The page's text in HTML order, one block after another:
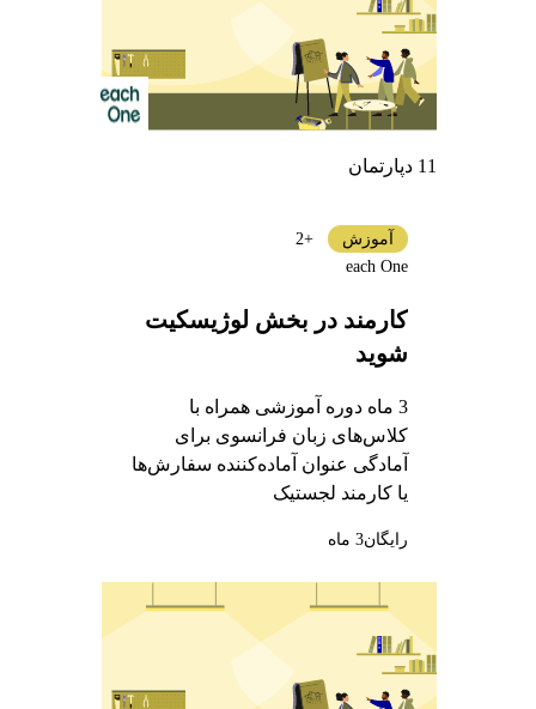
11 دپارتمان
کارمند در بخش لوژیسکیت
شوید
3 ماه دوره آموزشی همراه با
کلاس‌های زبان فرانسوی برای
آمادگی عنوان آماده‌کننده سفارش‌ها
یا کارمند لجستیک
آموزش
+2
each One
رایگان3 ماه